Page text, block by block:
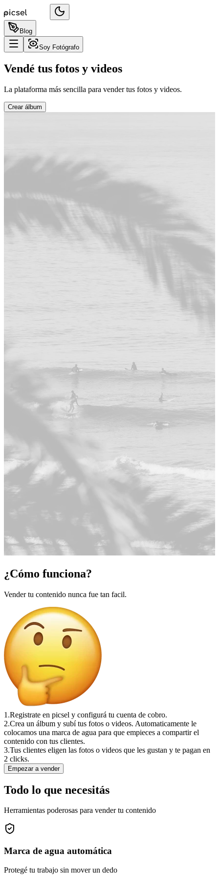
Blog
Soy Fotógrafo
Vendé tus fotos y videos
La plataforma más sencilla para vender tus fotos y videos.
Crear álbum
¿Cómo funciona?
Vender tu contenido nunca fue tan facil.
1.Registrate en picsel y configurá tu cuenta de cobro.
2.Crea un álbum y subí tus fotos o videos. Automaticamente le
colocamos una marca de agua para que empieces a compartir el
contenido con tus clientes.
3.Tus clientes eligen las fotos o videos que les gustan y te pagan en
2 clicks.
Empezar a vender
Todo lo que necesitás
Herramientas poderosas para vender tu contenido
Marca de agua automática
Protegé tu trabajo sin mover un dedo